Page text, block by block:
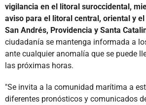
vigilancia en el litoral suroccidental,
aviso para el litoral central, oriental y
San Andrés, Providencia y Santa
ciudadanía se mantenga informada a
ante cualquier anomalía que se puede
las próximas horas.
"Se invita a la comunidad marítima a
diferentes pronósticos y comunicados